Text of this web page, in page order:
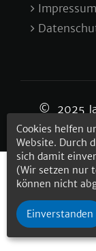
Impressum
© 2025
Cookies helfen
Website. Durch
sich damit
(Wir setzen nur
können nicht
Einverstanden